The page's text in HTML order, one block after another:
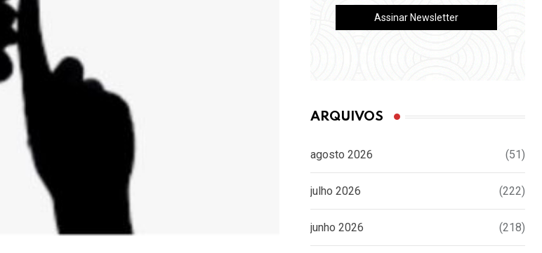
ARQUIVOS
agosto 2026 (51)
julho 2026 (222)
junho 2026 (218)